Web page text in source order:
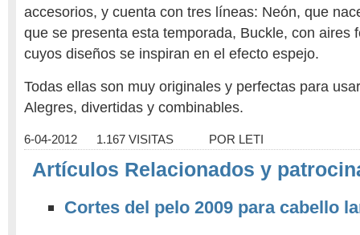
accesorios, y cuenta con tres líneas: Neón, que
que se presenta esta temporada, Buckle, con aires
cuyos diseños se inspiran en el efecto espejo.
Todas ellas son muy originales y perfectas para
Alegres, divertidas y combinables.
6-04-2012 1.167 VISITAS POR LETI
Artículos Relacionados y
Cortes del pelo 2009 para cabello